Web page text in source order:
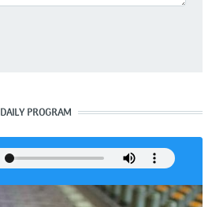
DAILY PROGRAM